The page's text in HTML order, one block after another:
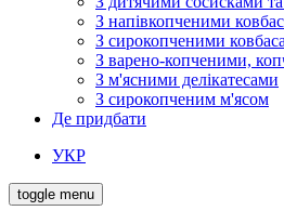
З напівкопченими
З сирокопченими
З варено-копченими,
З м'ясними делікатесами
З сирокопченим м'ясом
Де придбати
УКР
toggle menu